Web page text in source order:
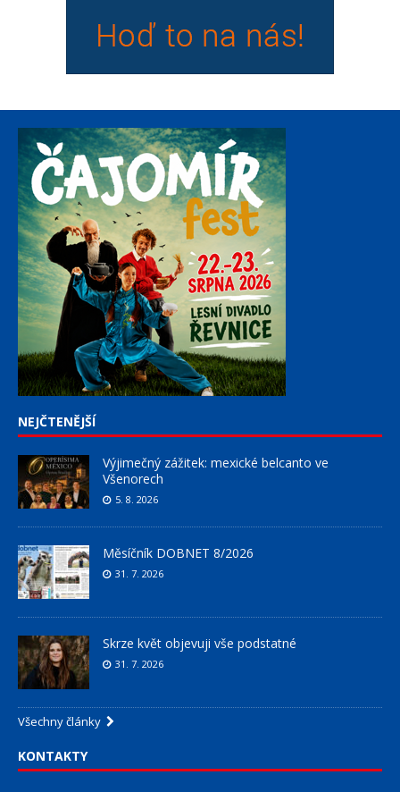
NEJČTENĚJŠÍ
Výjimečný zážitek: mexické belcanto ve
Všenorech
5. 8. 2026
Měsíčník DOBNET 8/2026
31. 7. 2026
Skrze květ objevuji vše podstatné
31. 7. 2026
Všechny články
KONTAKTY